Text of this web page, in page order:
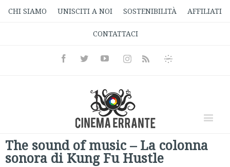
CHI SIAMO UNISCITI A NOI SOSTENIBILITÀ AFFILIATI
CONTATTACI
FacebookTwitterYoutubeInstagramRss
Informativa
The sound of music – La colonna
sonora di Kung Fu Hustle